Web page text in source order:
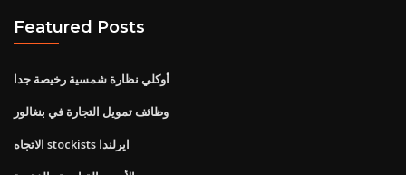
Featured Posts
أوكلي نظارة شمسية رخيصة جدا
وظائف تمويل التجارة في بنغالور
الاتجاه stockists ايرلندا